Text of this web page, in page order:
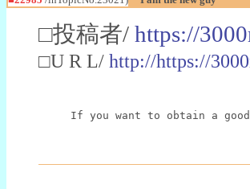
□投稿者/ https://
□U R L/ http://https://
If you want to obtain a